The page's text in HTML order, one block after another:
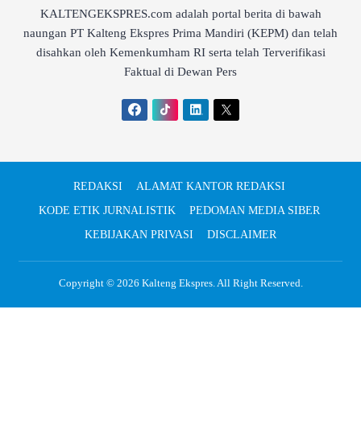
KALTENGEKSPRES.com adalah portal berita di bawah
naungan PT Kalteng Ekspres Prima Mandiri (KEPM) dan telah
disahkan oleh Kemenkumham RI serta telah Terverifikasi
Faktual di Dewan Pers
REDAKSI
ALAMAT KANTOR REDAKSI
KODE ETIK JURNALISTIK
PEDOMAN MEDIA SIBER
KEBIJAKAN PRIVASI
DISCLAIMER
Copyright © 2026 Kalteng Ekspres. All Right Reserved.